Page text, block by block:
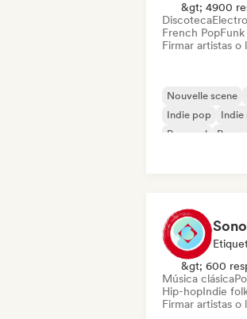
&gt; 4900
Discoteca
French PopFunk
Firmar artistas o
Nouvelle scene
Indie pop
Indie
Pop soul
Pop
&gt; 600
Música clásica
Hip-hopIndie
Firmar artistas o